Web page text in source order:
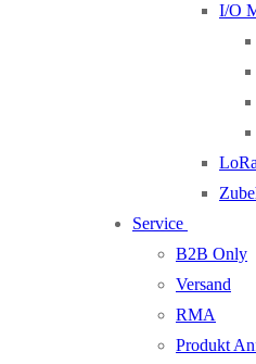
I/O
Service
B2B Only
Versand
RMA
Produkt